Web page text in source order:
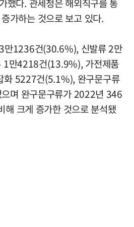
했다. 관세청은 해외직구를 통
가하는 것으로 보고 있다.
만1236건(30.6%), 신발류 2만
만4218건(13.9%), 가전제품
5227건(5.1%), 완구문구류
며 완구문구류가 2022년 346
크게 증가한 것으로 분석됐